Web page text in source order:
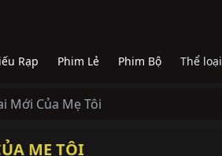
Rạp Phim Lẻ Phim Bộ Thể loại
Mới Của Mẹ Tôi
MẸ TÔI